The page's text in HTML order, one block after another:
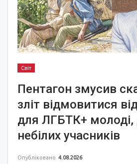
Світ
Пентагон змусив
зліт відмовитися
для ЛГБТК+ молоді,
небілих учасників
Опубліковано 4.08.2026